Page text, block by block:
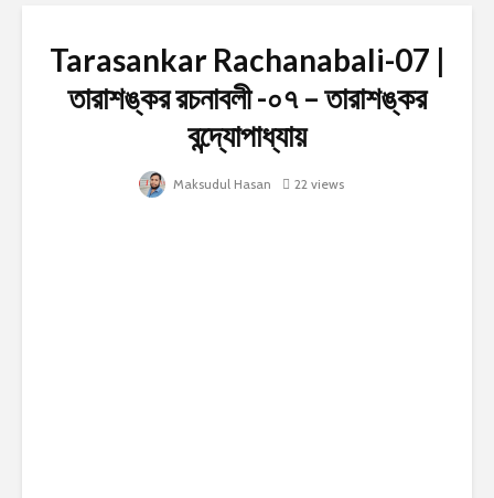
Tarasankar Rachanabali-07 |
তারাশঙ্কর রচনাবলী -০৭ – তারাশঙ্কর
বন্দ্যোপাধ্যায়
Maksudul Hasan 22 views